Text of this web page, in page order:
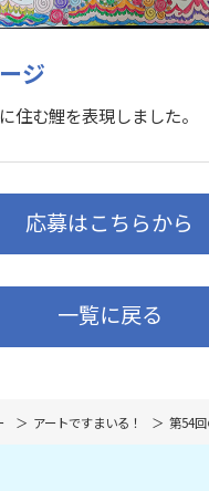
ジ
住む鯉を表現しました。
応募はこちらから
一覧に戻る
アートですまいる！ 第54